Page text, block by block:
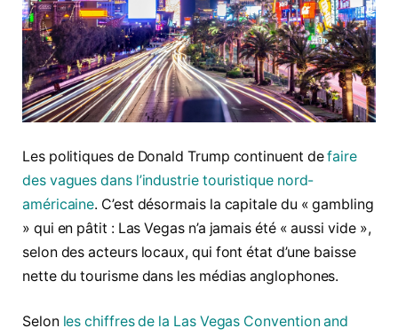
Les politiques de Donald Trump continuent defaire
des vagues dans l’industrie touristique nord-
américaine. C’est désormais la capitale du « gambling
» qui en pâtit : Las Vegas n’a jamais été « aussi vide »,
selon des acteurs locaux, qui font état d’une baisse
nette du tourisme dans les médias anglophones.
Selon les chiffres de la Las Vegas Convention and